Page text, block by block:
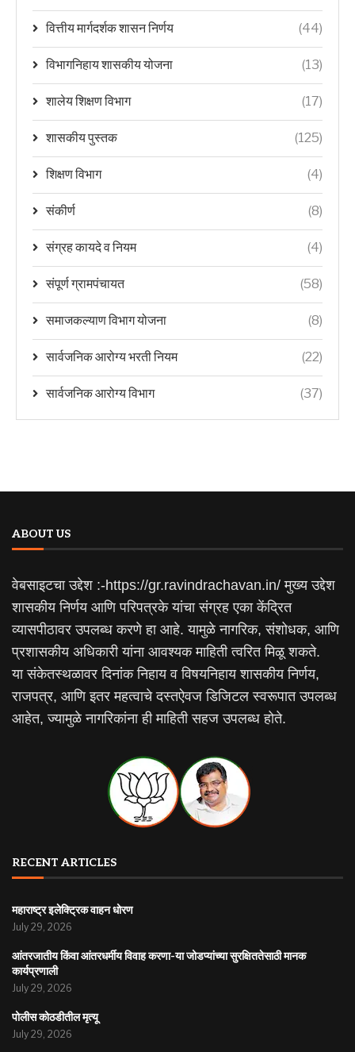
वित्तीय मार्गदर्शक शासन निर्णय (44)
विभागनिहाय शासकीय योजना (13)
शालेय शिक्षण विभाग (17)
शासकीय पुस्तक (125)
शिक्षण विभाग (4)
संकीर्ण (8)
संग्रह कायदे व नियम (4)
संपूर्ण ग्रामपंचायत (58)
समाजकल्याण विभाग योजना (8)
सार्वजनिक आरोग्य भरती नियम (22)
सार्वजनिक आरोग्य विभाग (37)
ABOUT US
वेबसाइटचा उद्देश :-https://gr.ravindrachavan.in/ मुख्य उद्देश
शासकीय निर्णय आणि परिपत्रके यांचा संग्रह एका केंद्रित
व्यासपीठावर उपलब्ध करणे हा आहे. यामुळे नागरिक, संशोधक, आणि
प्रशासकीय अधिकारी यांना आवश्यक माहिती त्वरित मिळू शकते.
या संकेतस्थळावर दिनांक निहाय व विषयनिहाय शासकीय निर्णय,
राजपत्र, आणि इतर महत्वाचे दस्तऐवज डिजिटल स्वरूपात उपलब्ध
आहेत, ज्यामुळे नागरिकांना ही माहिती सहज उपलब्ध होते.
RECENT ARTICLES
महाराष्ट्र इलेक्ट्रिक वाहन धोरण
July 29, 2026
आंतरजातीय किंवा आंतरधर्मीय विवाह करणा-या जोडप्यांच्या सुरक्षिततेसाठी मानक
कार्यप्रणाली
July 29, 2026
पोलीस कोठडीतील मृत्यू
July 29, 2026